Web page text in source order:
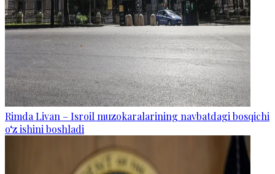
Rimda Livan – Isroil muzokaralarining navbatdagi bosqichi
o‘z ishini boshladi